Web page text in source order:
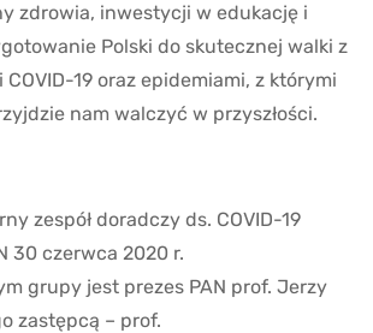
zdrowia, inwestycji w edukację i
Polski do skutecznej walki z
19 oraz epidemiami, z którymi
nam walczyć w przyszłości.
zespół doradczy ds. COVID-19
30 czerwca 2020 r.
grupy jest prezes PAN prof. Jerzy
zastępcą – prof.